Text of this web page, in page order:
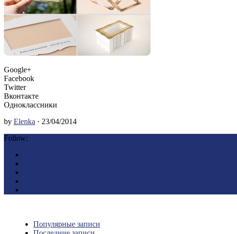
Google+
Facebook
Twitter
Вконтакте
Одноклассники
by Elenka · 23/04/2014
Follow:
Популярные записи